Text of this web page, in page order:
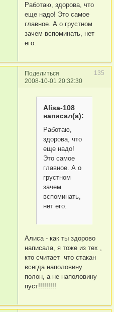
Работаю, здорова, что
еще надо! Это самое
главное. А о грустном
зачем вспоминать, нет
его.
Поделиться
135
2008-10-01 20:32:30
Alisa-108
написал(а):
Работаю,
здорова, что
еще надо!
Это самое
главное. А о
грустном
зачем
вспоминать,
нет его.
Алиса - как ты здорово
написала, я тоже из тех ,
кто считает что стакан
всегда наполовину
полон, а не наполовину
пуст!!!!!!!!!